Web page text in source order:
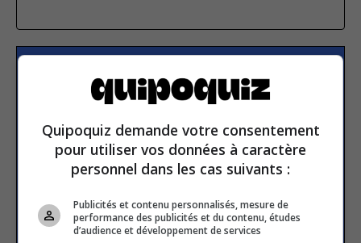
Subscribe to our
newsletter
Email address
SUBSCRIBE
Quipoquiz demande votre consentement
pour utiliser vos données à caractère
personnel dans les cas suivants :
Publicités et contenu personnalisés, mesure de
performance des publicités et du contenu, études
d’audience et développement de services